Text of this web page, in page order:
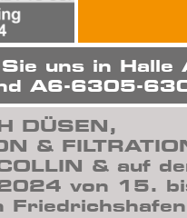
uns in Halle
A6-6305-
DÜSEN,
&
& auf
von 15.